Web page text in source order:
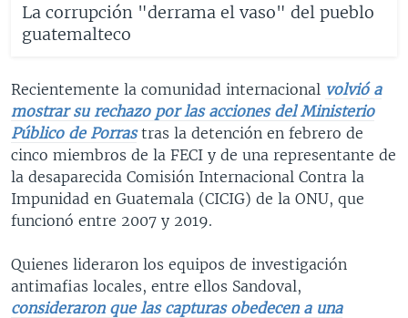
La corrupción "derrama el vaso" del pueblo
guatemalteco
Recientemente la comunidad internacional volvió a
mostrar su rechazo por las acciones del Ministerio
Público de Porrastras la detención en febrero de
cinco miembros de la FECI y de una representante de
la desaparecida Comisión Internacional Contra la
Impunidad en Guatemala (CICIG) de la ONU, que
funcionó entre 2007 y 2019.
Quienes lideraron los equipos de investigación
antimafias locales, entre ellos Sandoval,
consideraron que las capturas obedecen a una